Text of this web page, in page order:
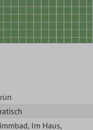
, Im Haus,